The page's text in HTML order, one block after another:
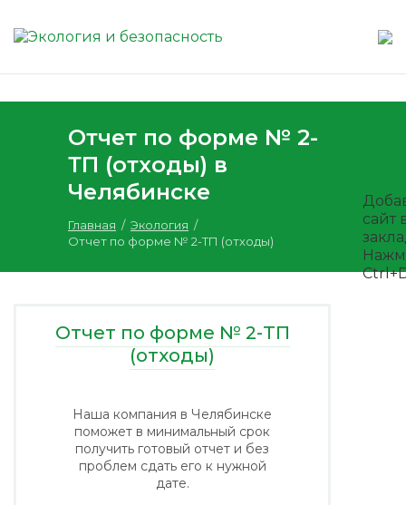
сайт
Отчет по форме № 2-
ТП (отходы) в
Челябинске
Главная / Экология /
Отчет по форме № 2-ТП (отходы)
Отчет по форме № 2-ТП
(отходы)
Наша компания в Челябинске
поможет в минимальный срок
получить готовый отчет и без
проблем сдать его к нужной
дате.